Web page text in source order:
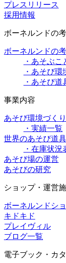
プレスリリース
採用情報
ボーネルンドの考
ボーネルンドの考
・あそぶ
・あそび
・あそび
事業内容
あそび環境づくり
・実績一覧
世界のあそび道
・在庫状
あそび場の運営
あそびの研究
ショップ・運営
ボーネルンドシ
キドキド
プレイヴィル
ブログ一覧
電子ブック・カ